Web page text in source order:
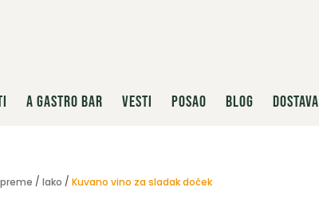
A GASTRO BAR VESTI POSAO BLOG DOSTAVA
lako Kuvano vino za sladak doček